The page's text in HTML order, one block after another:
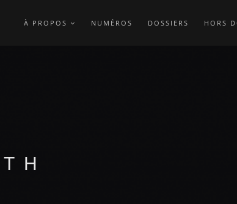
À PROPOS NUMÉROS DOSSIERS HORS